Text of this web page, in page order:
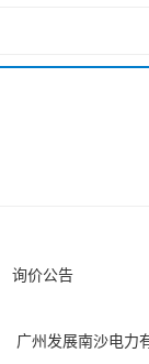
询价公告
广州发展南沙电力